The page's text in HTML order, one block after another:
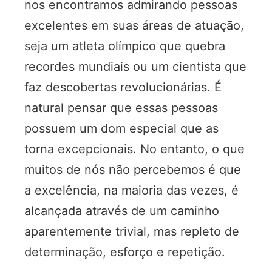
nos encontramos admirando pessoas
excelentes em suas áreas de atuação,
seja um atleta olímpico que quebra
recordes mundiais ou um cientista que
faz descobertas revolucionárias. É
natural pensar que essas pessoas
possuem um dom especial que as
torna excepcionais. No entanto, o que
muitos de nós não percebemos é que
a excelência, na maioria das vezes, é
alcançada através de um caminho
aparentemente trivial, mas repleto de
determinação, esforço e repetição.